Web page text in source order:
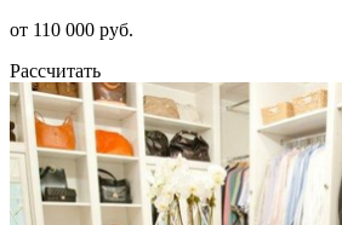
от 110 000 руб.
Рассчитать